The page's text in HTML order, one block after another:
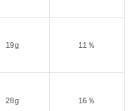
19g 11％
28g 16％